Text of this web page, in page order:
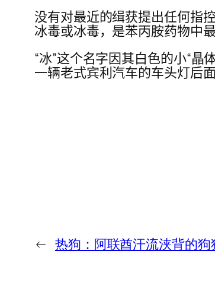
没有对最近的缉获提出任何指
冰毒或冰毒，是苯丙胺药物中
“冰”这个名字因其白色的小“
一辆老式宾利汽车的车头灯后
← 热狗：阿联酋汗流浃背的